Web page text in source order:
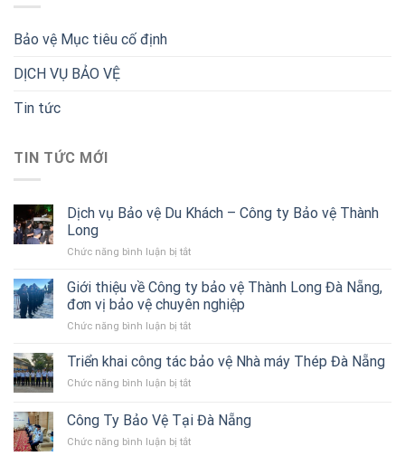
Bảo vệ Mục tiêu cố định
DỊCH VỤ BẢO VỆ
Tin tức
TIN TỨC MỚI
Dịch vụ Bảo vệ Du Khách – Công ty Bảo vệ Thành
Long
Chức năng bình luận bị tắtở
vụ
Bảo
vệ
Du
–
ty
vệ
Giới thiệu về Công ty bảo vệ Thành Long Đà Nẵng,
đơn vị bảo vệ chuyên nghiệp
Chức năng bình luận bị tắtở
thiệu
Công
bảo
Thành
Triển khai công tác bảo vệ Nhà máy Thép Đà Nẵng
Chức năng bình luận bị tắtở
khai
công
tác
Công Ty Bảo Vệ Tại Đà Nẵng
Chức năng bình luận bị tắtở